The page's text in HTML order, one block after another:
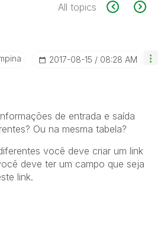
All topics
‎2017-08-15 08:28 AM
de entrada e saída
Ou na mesma tabela?
você deve criar um link
deve ter um campo que seja
link.